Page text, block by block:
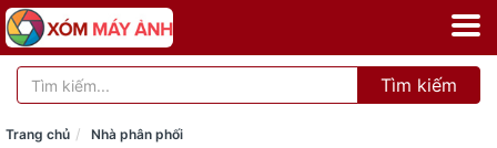
Tìm kiếm
Trang chủ Nhà phân phối